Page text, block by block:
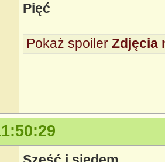
Pięć
Pokaż spoiler Zdjęcia